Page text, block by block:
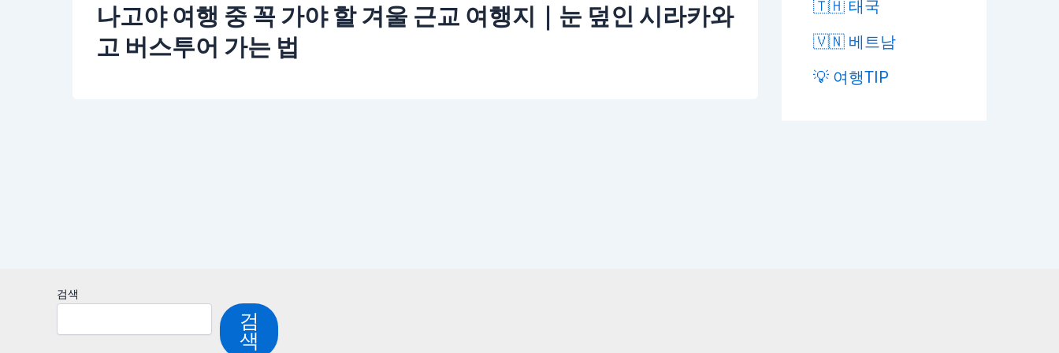
나고야 여행 중 꼭 가야 할 겨울 근교 여행지｜눈 덮인 시라카와
고 버스투어 가는 법
🇹🇭 태국
🇻🇳 베트남
💡 여행TIP
검색
검
색